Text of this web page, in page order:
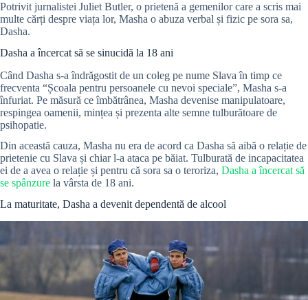
Potrivit jurnalistei Juliet Butler, o prietenă a gemenilor care a scris mai
multe cărți despre viața lor, Masha o abuza verbal și fizic pe sora sa,
Dasha.
Dasha a încercat să se sinucidă la 18 ani
Când Dasha s-a îndrăgostit de un coleg pe nume Slava în timp ce
frecventa “Școala pentru persoanele cu nevoi speciale”, Masha s-a
înfuriat. Pe măsură ce îmbătrânea, Masha devenise manipulatoare,
respingea oamenii, mințea și prezenta alte semne tulburătoare de
psihopatie.
Din această cauza, Masha nu era de acord ca Dasha să aibă o relație de
prietenie cu Slava și chiar l-a ataca pe băiat. Tulburată de incapacitatea
ei de a avea o relație și pentru că sora sa o teroriza, Dasha a încercat să
se spânzure la vârsta de 18 ani.
La maturitate, Dasha a devenit dependentă de alcool